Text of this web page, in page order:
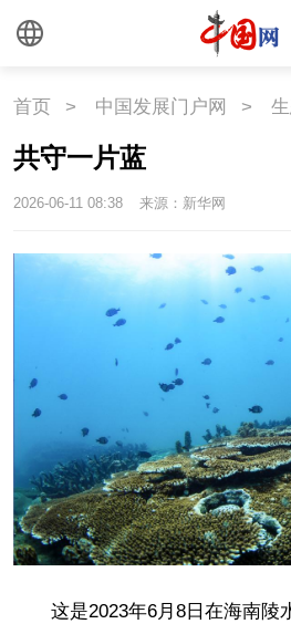
首页 > 中国发展门户网 >
共守一片蓝
2026-06-11 08:38 来源：新华网
这是2023年6月8日在海南陵